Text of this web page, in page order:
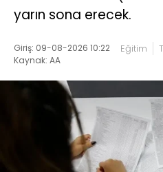
yarın sona erecek.
Giriş: 09-08-2026 10:22
Kaynak: AA
Eğitim